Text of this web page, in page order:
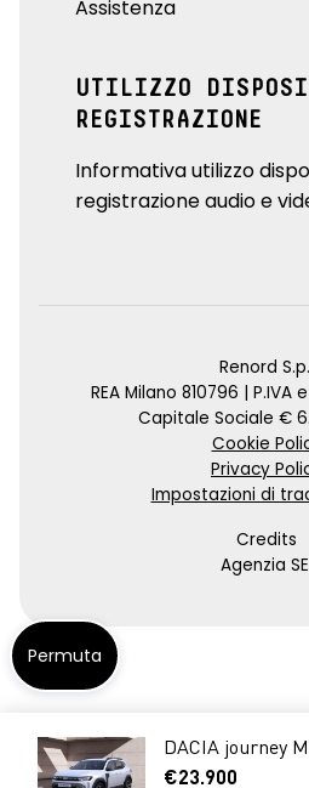
DACIA journey
€23.900
Assistenza
UTILIZZO
REGISTRAZIONE
Informativa utilizzo
registrazione audio e
Renord
REA Milano 810796 | P.IVA
Capitale Sociale €
Cookie
Privacy
Impostazioni di
Credits
Agenzia
Permuta